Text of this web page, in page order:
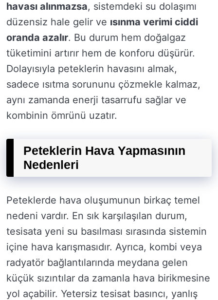
havası alınmazsa, sistemdeki su dolaşımı
düzensiz hale gelir ve ısınma verimi ciddi
oranda azalır. Bu durum hem doğalgaz
tüketimini artırır hem de konforu düşürür.
Dolayısıyla peteklerin havasını almak,
sadece ısıtma sorununu çözmekle kalmaz,
aynı zamanda enerji tasarrufu sağlar ve
kombinin ömrünü uzatır.
Peteklerin Hava Yapmasının
Nedenleri
Peteklerde hava oluşumunun birkaç temel
nedeni vardır. En sık karşılaşılan durum,
tesisata yeni su basılması sırasında sistemin
içine hava karışmasıdır. Ayrıca, kombi veya
radyatör bağlantılarında meydana gelen
küçük sızıntılar da zamanla hava birikmesine
yol açabilir. Yetersiz tesisat basıncı, yanlış